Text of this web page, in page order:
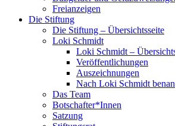
Freianzeigen
Die Stiftung
Die Stiftung – Übersichtsseite
Loki Schmidt
Loki Schmidt –
Veröffentlichungen
Auszeichnungen
Nach Loki Schmidt
Das Team
Botschafter*Innen
Satzung